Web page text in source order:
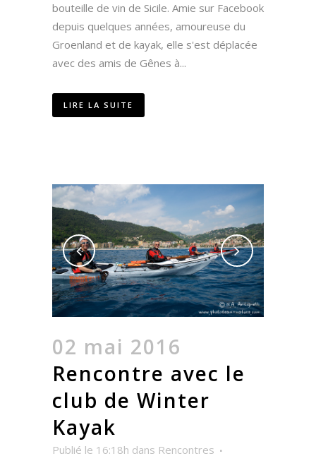
bouteille de vin de Sicile. Amie sur Facebook
depuis quelques années, amoureuse du
Groenland et de kayak, elle s'est déplacée
avec des amis de Gênes à...
LIRE LA SUITE
02 mai 2016
Rencontre avec le
club de Winter
Kayak
Publié le 16:18h dans Rencontres